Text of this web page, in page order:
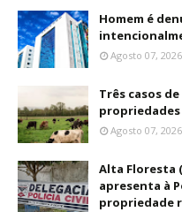
Homem é
Agosto 07, 2026
Três casos
propriedades
Agosto 07, 2026
Alta Floresta
apresenta à
propriedade